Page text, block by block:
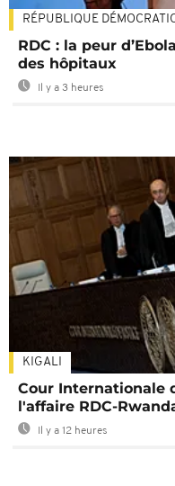
RÉPUBLIQUE
RDC : la peur
des hôpitaux
Il y a 3 heures
KIGALI
Cour Internationale
l'affaire RDC-
Il y a 12 heures